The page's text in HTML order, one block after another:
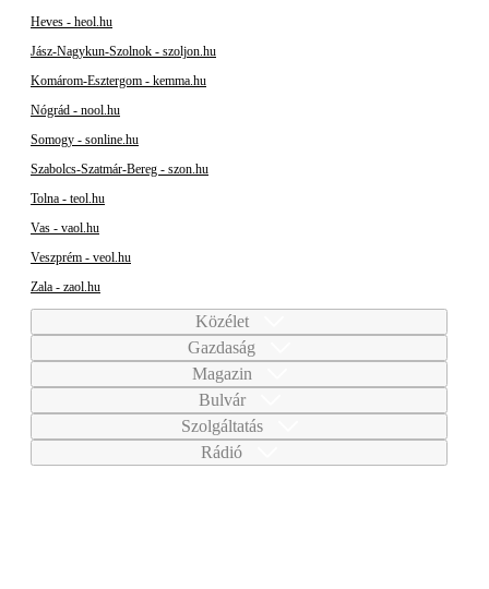
Heves - heol.hu
Jász-Nagykun-Szolnok - szoljon.hu
Komárom-Esztergom - kemma.hu
Nógrád - nool.hu
Somogy - sonline.hu
Szabolcs-Szatmár-Bereg - szon.hu
Tolna - teol.hu
Vas - vaol.hu
Veszprém - veol.hu
Zala - zaol.hu
Közélet
Gazdaság
Magazin
Bulvár
Szolgáltatás
Rádió